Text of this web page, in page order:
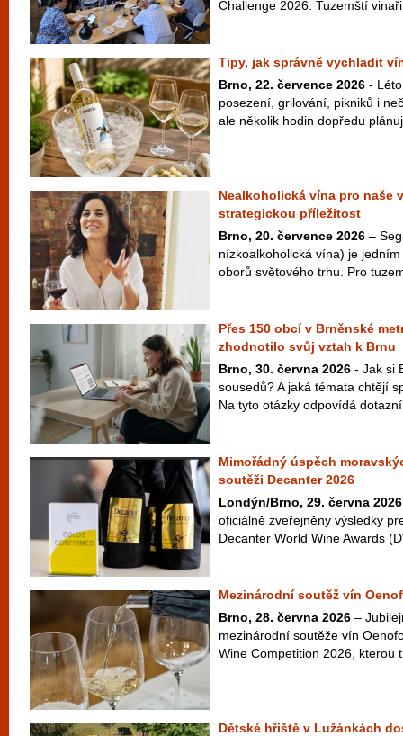
Challenge 2026. Tuzemští
Tipy, jak správně vychladit
Brno, 22. července 2026 -
posezení, grilování, pikniků i
ale několik hodin dopředu
Nealkoholická vína pro naše
strategickou příležitost
Brno, 20. července 2026 –
nízkoalkoholická vína) je
oborů světového trhu. Pro
Přes 150 obcí v Brněnské
zhodnotilo svůj vztah k Brnu
Brno, 30. června 2026 - Jak si
sousedů? A jaká témata chtějí
Na tyto otázky odpovídá
Mimořádný úspěch
soutěži Decanter 2026
Londýn/Brno, 29. června 2026
oficiálně zveřejněny výsledky
Decanter World Wine Awards
Mezinárodní soutěž vín
Brno, 28. června 2026 –
mezinárodní soutěže vín
Wine Competition 2026, kterou
Dětské hřiště v Lužánkách